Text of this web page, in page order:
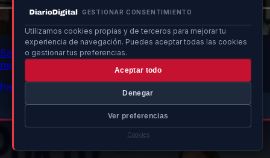
GESTIONAR CONSENTIMIENTO
Utilizamos cookies propias y de terceros para mejorar tu
experiencia de navegación. Puedes aceptar todas las cookies
o gestionar tus preferencias.
Aceptar todo
Denegar
Ver preferencias
Cookies
Sánchez discute estrategias para seguridad y ayuda
migratoria en Ceuta
hace 7h